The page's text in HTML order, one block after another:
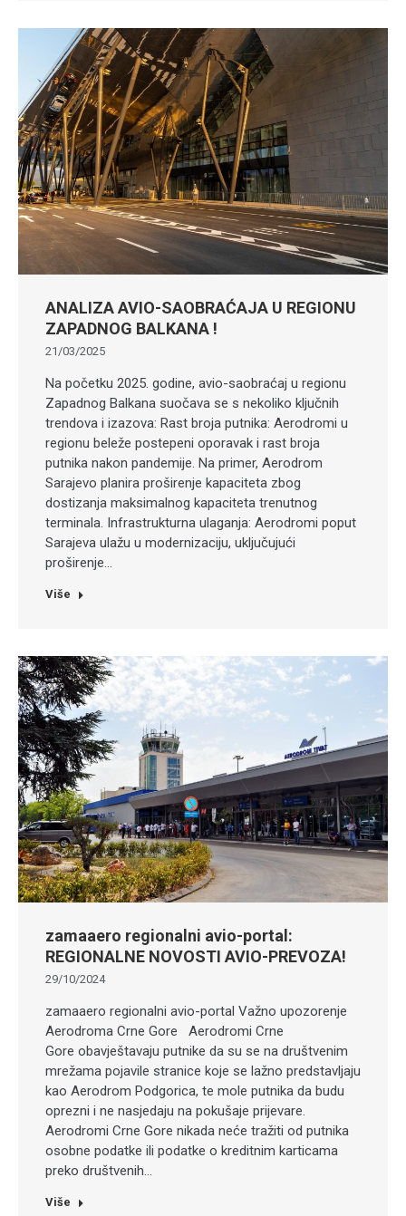
ANALIZA AVIO-SAOBRAĆAJA U REGIONU
ZAPADNOG BALKANA !
21/03/2025
Na početku 2025. godine, avio-saobraćaj u regionu
Zapadnog Balkana suočava se s nekoliko ključnih
trendova i izazova: Rast broja putnika: Aerodromi u
regionu beleže postepeni oporavak i rast broja
putnika nakon pandemije. Na primer, Aerodrom
Sarajevo planira proširenje kapaciteta zbog
dostizanja maksimalnog kapaciteta trenutnog
terminala. Infrastrukturna ulaganja: Aerodromi poput
Sarajeva ulažu u modernizaciju, uključujući
proširenje…
Više
zamaaero regionalni avio-portal:
REGIONALNE NOVOSTI AVIO-PREVOZA!
29/10/2024
zamaaero regionalni avio-portal Važno upozorenje
Aerodroma Crne Gore Aerodromi Crne
Gore obavještavaju putnike da su se na društvenim
mrežama pojavile stranice koje se lažno predstavljaju
kao Aerodrom Podgorica, te mole putnika da budu
oprezni i ne nasjedaju na pokušaje prijevare.
Aerodromi Crne Gore nikada neće tražiti od putnika
osobne podatke ili podatke o kreditnim karticama
preko društvenih…
Više